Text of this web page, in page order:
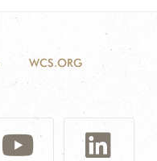
WCS.ORG